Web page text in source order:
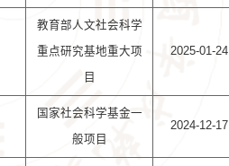
教育部人文社会科学
重点研究基地重大项
目
2025-01-24
国家社会科学基金一
般项目
2024-12-17